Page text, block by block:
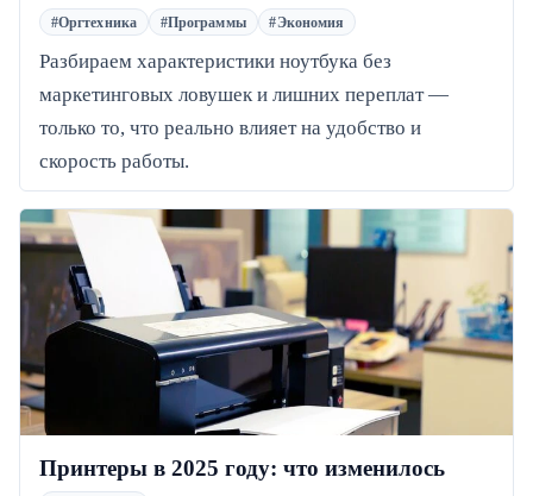
#Оргтехника #Программы #Экономия
Разбираем характеристики ноутбука без
маркетинговых ловушек и лишних переплат —
только то, что реально влияет на удобство и
скорость работы.
Принтеры в 2025 году: что изменилось